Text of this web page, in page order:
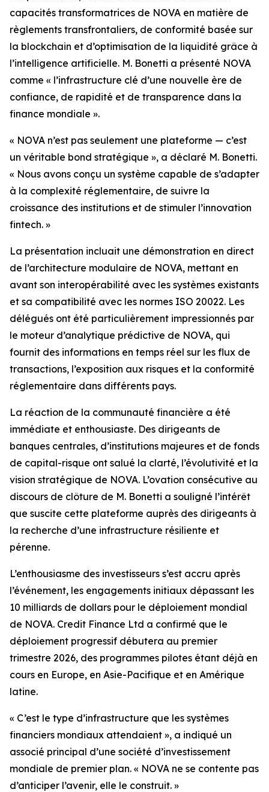
capacités transformatrices de NOVA en matière de
règlements transfrontaliers, de conformité basée sur
la blockchain et d’optimisation de la liquidité grâce à
l’intelligence artificielle. M. Bonetti a présenté NOVA
comme « l’infrastructure clé d’une nouvelle ère de
confiance, de rapidité et de transparence dans la
finance mondiale ».
« NOVA n’est pas seulement une plateforme — c’est
un véritable bond stratégique », a déclaré M. Bonetti.
« Nous avons conçu un système capable de s’adapter
à la complexité réglementaire, de suivre la
croissance des institutions et de stimuler l’innovation
fintech. »
La présentation incluait une démonstration en direct
de l’architecture modulaire de NOVA, mettant en
avant son interopérabilité avec les systèmes existants
et sa compatibilité avec les normes ISO 20022. Les
délégués ont été particulièrement impressionnés par
le moteur d’analytique prédictive de NOVA, qui
fournit des informations en temps réel sur les flux de
transactions, l’exposition aux risques et la conformité
réglementaire dans différents pays.
La réaction de la communauté financière a été
immédiate et enthousiaste. Des dirigeants de
banques centrales, d’institutions majeures et de fonds
de capital-risque ont salué la clarté, l’évolutivité et la
vision stratégique de NOVA. L’ovation consécutive au
discours de clôture de M. Bonetti a souligné l’intérêt
que suscite cette plateforme auprès des dirigeants à
la recherche d’une infrastructure résiliente et
pérenne.
L’enthousiasme des investisseurs s’est accru après
l’événement, les engagements initiaux dépassant les
10 milliards de dollars pour le déploiement mondial
de NOVA. Credit Finance Ltd a confirmé que le
déploiement progressif débutera au premier
trimestre 2026, des programmes pilotes étant déjà en
cours en Europe, en Asie-Pacifique et en Amérique
latine.
« C’est le type d’infrastructure que les systèmes
financiers mondiaux attendaient », a indiqué un
associé principal d’une société d’investissement
mondiale de premier plan. « NOVA ne se contente pas
d’anticiper l’avenir, elle le construit. »